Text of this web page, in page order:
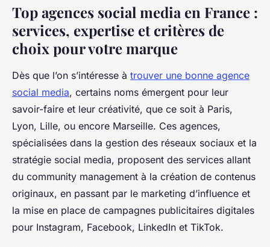
Top agences social media en France :
services, expertise et critères de
choix pour votre marque
Dès que l’on s’intéresse à trouver une bonne agence
social media, certains noms émergent pour leur
savoir-faire et leur créativité, que ce soit à Paris,
Lyon, Lille, ou encore Marseille. Ces agences,
spécialisées dans la gestion des réseaux sociaux et la
stratégie social media, proposent des services allant
du community management à la création de contenus
originaux, en passant par le marketing d’influence et
la mise en place de campagnes publicitaires digitales
pour Instagram, Facebook, LinkedIn et TikTok.